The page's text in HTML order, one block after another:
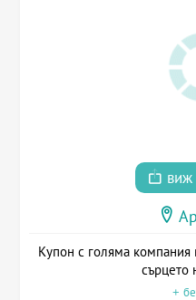
виж
Купон с голяма компания
сърцето
+